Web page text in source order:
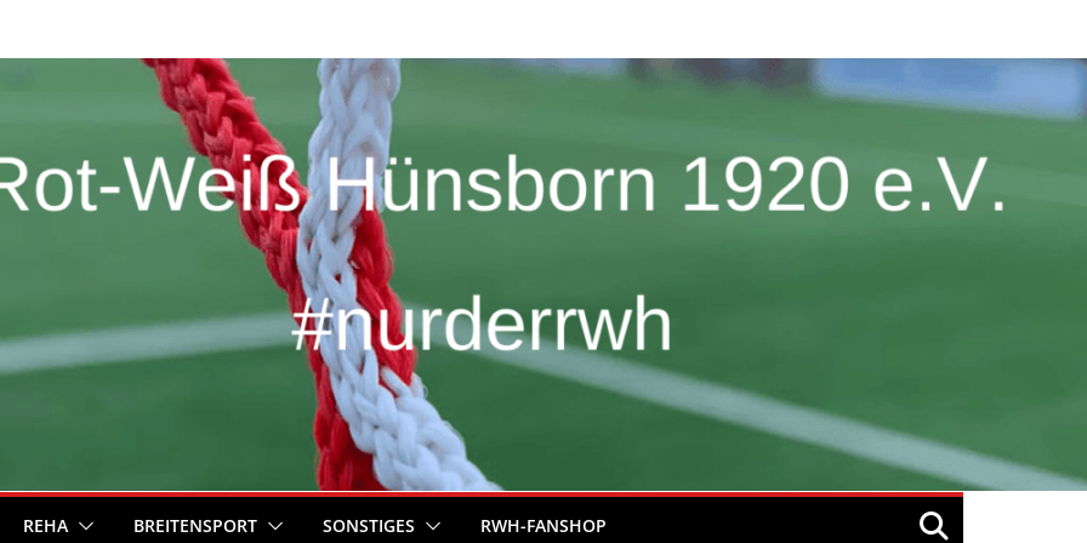
REHA BREITENSPORT SONSTIGES RWH-FANSHOP